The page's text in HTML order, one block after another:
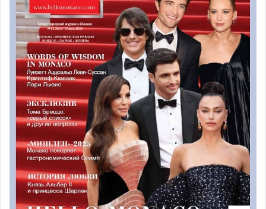
маски обязательновезде в Монако — как внутри
помещений, так и снаружи.
Рестораны для монегасков и
работников княжества
Правительство также напомнило, что обслуживание в
ресторанах Монако с 11:00 до 15:00 по-прежнему
предоставляется лишь тем, кто проживает в Монако,
остановился в отеле княжества или же работает в
Монако и может предоставить документ,
подтверждающий это.